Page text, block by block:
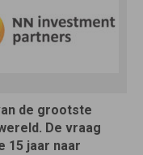
de grootste
De vraag
15 jaar naar